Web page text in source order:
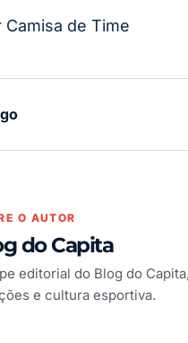
Camisa de Time
O AUTOR
do Capita
editorial do Blog do
e cultura esportiva.